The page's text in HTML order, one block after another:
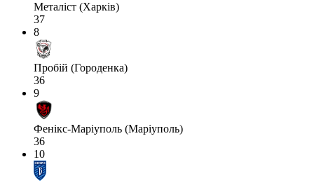
Металіст (Харків)
37
8
Пробій (Городенка)
36
9
Фенікс-Маріуполь (Маріуполь)
36
10